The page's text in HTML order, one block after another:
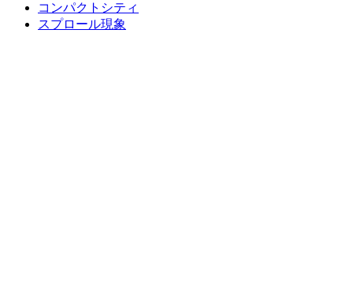
コンパクトシティ
スプロール現象